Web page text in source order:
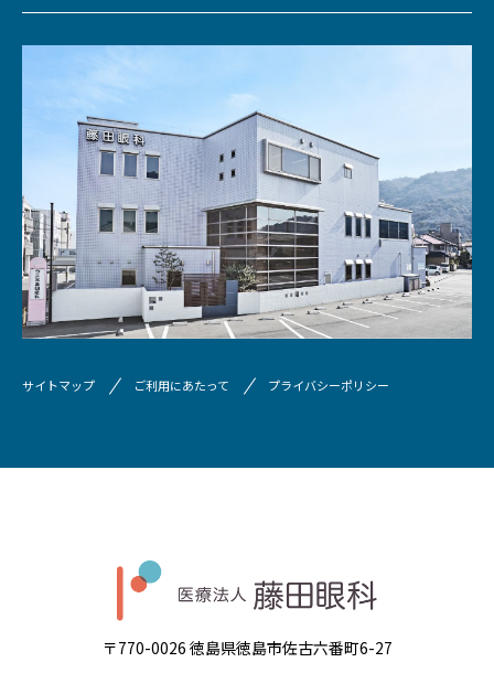
サイトマップ ご利用にあたって プライバシーポリシー
〒770-0026 徳島県徳島市佐古六番町6-27